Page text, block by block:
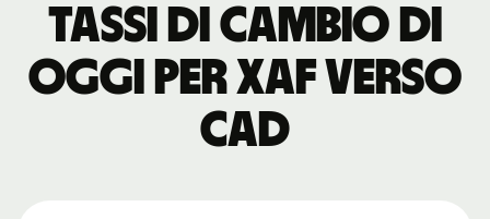
Tassi di cambio di
oggi per XAF verso
CAD